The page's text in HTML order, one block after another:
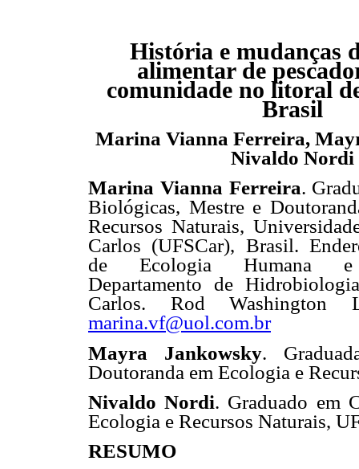
História e mudanças
alimentar de
comunidade no litoral
Brasil
Marina Vianna Ferreira,
Nivaldo Nordi
Marina Vianna Ferreira.
Biológicas, Mestre e
Recursos Naturais,
Carlos (UFSCar), Brasil.
de Ecologia Humana e
Departamento de
Carlos. Rod
marina.vf@uol.com.br
Mayra Jankowsky.
Doutoranda em Ecologia e
Nivaldo Nordi. Graduado em
Ecologia e Recursos Naturais,
RESUMO